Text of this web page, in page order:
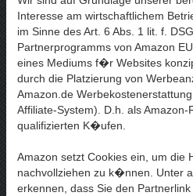
Interesse am wirtschaftlichem
im Sinne des Art. 6 Abs. 1 lit. f.
Partnerprogramms von Amazon
eines Mediums f�r Websites
durch die Platzierung von
Amazon.de
Affiliate-System). D.h. als
qualifizierten K�ufen.
Amazon setzt Cookies ein, um die
nachvollziehen zu k�nnen. Unter
erkennen, dass Sie den